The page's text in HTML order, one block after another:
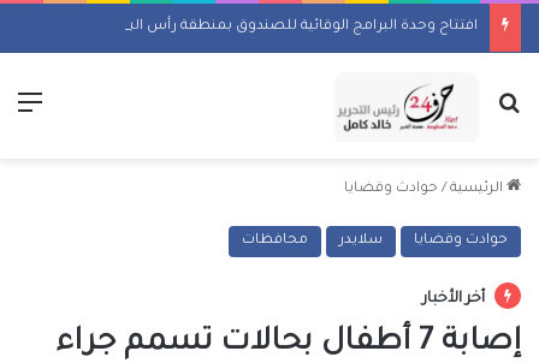
افتتاح وحدة البرامج الوقائية للصندوق بمنطقة رأس البر
بحث عن
الرئيسية / حوادث وقضايا
حوادث وقضايا سلايدر محافظات
أخر الأخبار
إصابة 7 أطفال بحالات تسمم جراء